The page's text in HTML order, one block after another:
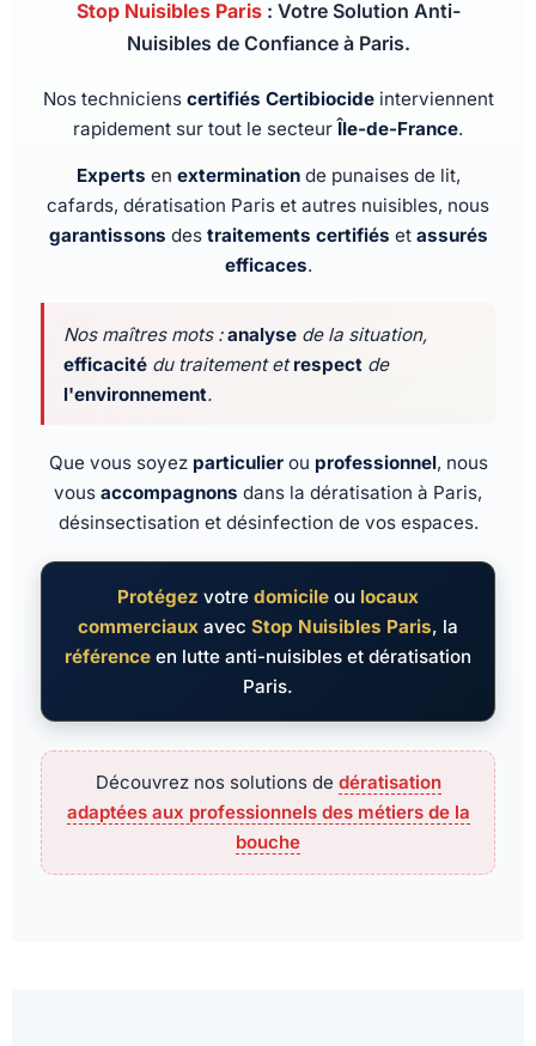
Stop Nuisibles Paris: Votre Solution Anti-
Nuisibles de Confiance à Paris.
Nos techniciens certifiés Certibiocideinterviennent
rapidement sur tout le secteurÎle-de-France.
Experts en exterminationde punaises de lit,
cafards, dératisation Paris et autres nuisibles, nous
garantissons des traitements certifiés et assurés
efficaces.
Nos maîtres mots :analyse de la situation,
efficacité du traitement etrespect de
l'environnement.
Que vous soyez particulierou professionnel, nous
vous accompagnons dans la dératisation à Paris,
désinsectisation et désinfection de vos espaces.
Protégez votre domicile ou locaux
commerciaux avec Stop Nuisibles Paris, la
référence en lutte anti-nuisibles et dératisation
Paris.
Découvrez nos solutions de dératisation
adaptées aux professionnels des métiers de la
bouche